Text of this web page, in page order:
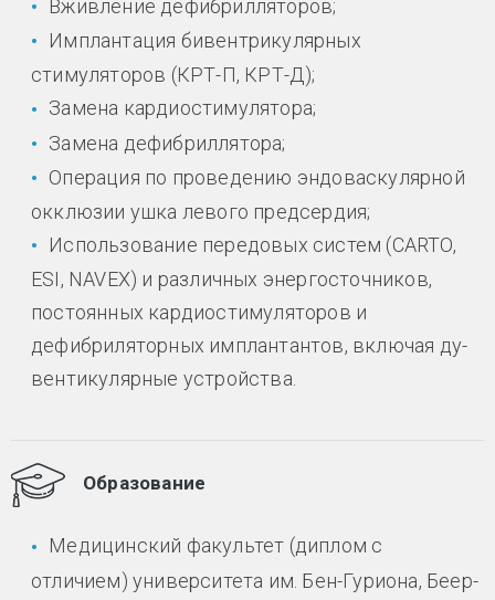
Вживление дефибрилляторов;
Имплантация бивентрикулярных
стимуляторов (КРТ-П, КРТ-Д);
Замена кардиостимулятора;
Замена дефибриллятора;
Операция по проведению эндоваскулярной
окклюзии ушка левого предсердия;
Использование передовых систем (CARTO,
ESI, NAVEX) и различных энергосточников,
постоянных кардиостимуляторов и
дефибриляторных имплантантов, включая ду-
вентикулярные устройства.
Образование
Медицинский факультет (диплом с
отличием) университета им. Бен-Гуриона, Беер-